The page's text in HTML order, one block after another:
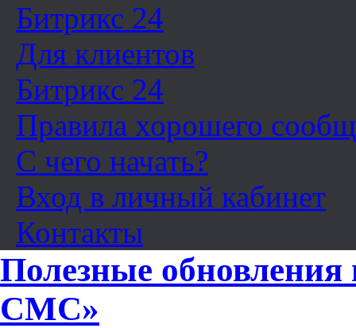
Битрикс 24
Для клиентов
Битрикс 24
Правила хорошего
С чего начать?
Вход в личный кабинет
Контакты
Полезные
СМС»